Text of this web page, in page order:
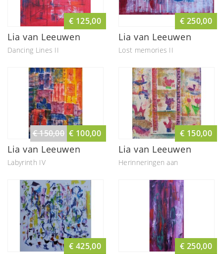
€ 125,00
Lia van Leeuwen
Dancing Lines II
€ 250,00
Lia van Leeuwen
Lost memories II
€ 150,00 € 100,00
Lia van Leeuwen
Labyrinth IV
€ 150,00
Lia van Leeuwen
Herinneringen aan
€ 425,00 € 250,00